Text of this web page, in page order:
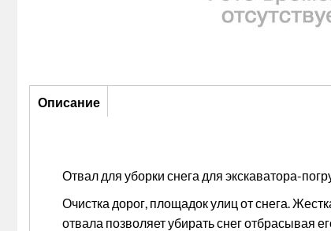
Описание
Описание
Отвал для уборки снега для экскаватора-
Очистка дорог, площадок улиц от снега.
отвала позволяет убирать снег отбрасывая